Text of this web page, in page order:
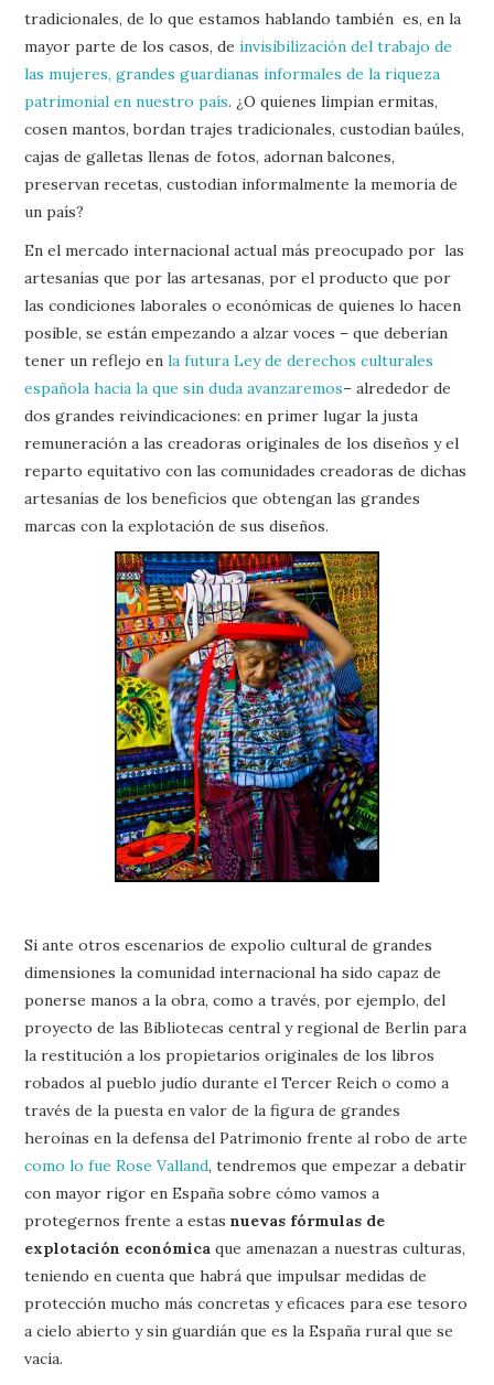
tradicionales, de lo que estamos hablando también es, en la
mayor parte de los casos, deinvisibilización del trabajo de
las mujeres, grandes guardianas informales de la riqueza
patrimonial en nuestro país. ¿O quienes limpian ermitas,
cosen mantos, bordan trajes tradicionales, custodian baúles,
cajas de galletas llenas de fotos, adornan balcones,
preservan recetas, custodian informalmente la memoria de
un país?
En el mercado internacional actual más preocupado por las
artesanías que por las artesanas, por el producto que por
las condiciones laborales o económicas de quienes lo hacen
posible, se están empezando a alzar voces – que deberían
tener un reflejo enla futura Ley de derechos culturales
española hacia la que sin duda avanzaremos– alrededor de
dos grandes reivindicaciones: en primer lugar la justa
remuneración a las creadoras originales de los diseños y el
reparto equitativo con las comunidades creadoras de dichas
artesanías de los beneficios que obtengan las grandes
marcas con la explotación de sus diseños.
Si ante otros escenarios de expolio cultural de grandes
dimensiones la comunidad internacional ha sido capaz de
ponerse manos a la obra, como a través, por ejemplo, del
proyecto de las Bibliotecas central y regional de Berlin para
la restitución a los propietarios originales de los libros
robados al pueblo judío durante el Tercer Reich o como a
través de la puesta en valor de la figura de grandes
heroínas en la defensa del Patrimonio frente al robo de arte
como lo fue Rose Valland, tendremos que empezar a debatir
con mayor rigor en España sobre cómo vamos a
protegernos frente a estasnuevas fórmulas de
explotación económica que amenazan a nuestras culturas,
teniendo en cuenta que habrá que impulsar medidas de
protección mucho más concretas y eficaces para ese tesoro
a cielo abierto y sin guardián que es la España rural que se
vacía.